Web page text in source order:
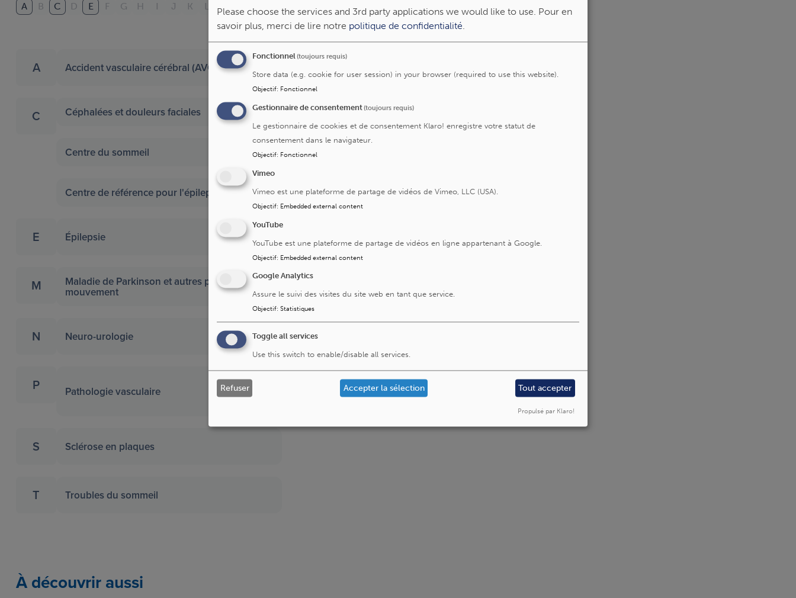
A B C D E F G H I J K L M O Q U Y
A Accident vasculaire cérébral (AVC)
C Céphalées et douleurs faciales Clinique de la mémoire
Centre du sommeil Centre de référence neuromusculaire
Centre de référence pour l'épilepsie réfractaire
E Épilepsie
M Maladie de Parkinson et autres pathologies du
mouvement
Malformation artérioveineuse cérébrale et
médullaire
N Neuro-urologie Neurologie générale
P Pathologie vasculaire
Pathologie vasculaire et neurosonologie
(évaluation de la circulation cérébrale par
échographie)
S Sclérose en plaques
T Troubles du sommeil
À découvrir aussi
Please choose the services and 3rd party applications we would like to use. Pour en
savoir plus, merci de lire notre politique de confidentialité.
Fonctionnel(toujours requis)
Store data (e.g. cookie for user session) in your browser (required to use this website).
Objectif: Fonctionnel
Gestionnaire de consentement(toujours requis)
Le gestionnaire de cookies et de consentement Klaro! enregistre votre statut de
consentement dans le navigateur.
Objectif: Fonctionnel
Vimeo
Vimeo est une plateforme de partage de vidéos de Vimeo, LLC (USA).
Objectif: Embedded external content
YouTube
YouTube est une plateforme de partage de vidéos en ligne appartenant à Google.
Objectif: Embedded external content
Google Analytics
Assure le suivi des visites du site web en tant que service.
Objectif: Statistiques
Toggle all services
Use this switch to enable/disable all services.
Refuser Accepter la sélection Tout accepter
Propulsé par Klaro!